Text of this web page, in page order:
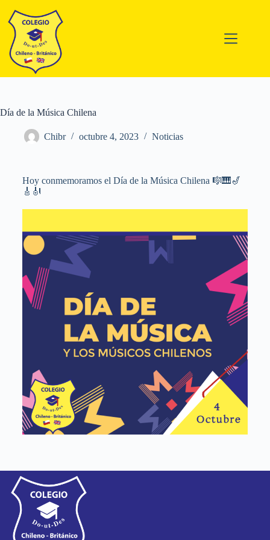
Día de la Música Chilena
Chibr octubre 4, 2023 Noticias
Hoy conmemoramos el Día de la Música Chilena 🎼🎹🎷
🎸🎻